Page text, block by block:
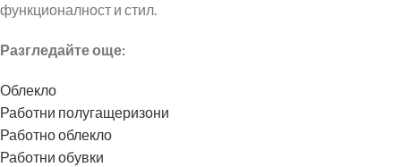
функционалност и стил.
Разгледайте още:
Облекло
Работни полугащеризони
Работно облекло
Работни обувки